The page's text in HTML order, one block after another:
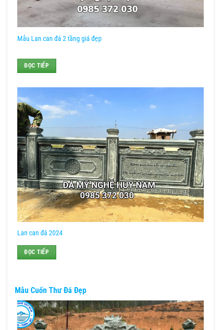
Mẫu Lan can đá 2 tầng giá đẹp
ĐỌC TIẾP
Lan can đá 2024
ĐỌC TIẾP
Mẫu Cuốn Thư Đá Đẹp